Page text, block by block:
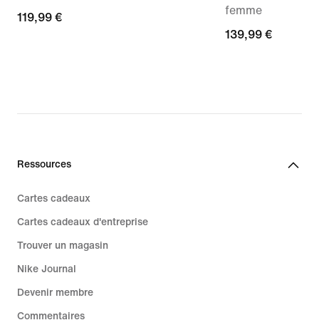
119,99 €
119,99 €
femme
139,99 €
139,99 €
Ressources
Cartes cadeaux
Cartes cadeaux d'entreprise
Trouver un magasin
Nike Journal
Devenir membre
Commentaires